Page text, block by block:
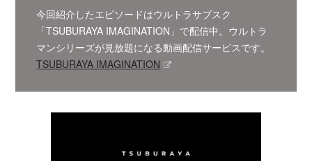
今回紹介したエピソードはウルトラサブスク
「TSUBURAYA IMAGINATION」で配信中。ウルトラ
マンシリーズが見放題になる動画配信サービスです。
TSUBURAYA IMAGINATION